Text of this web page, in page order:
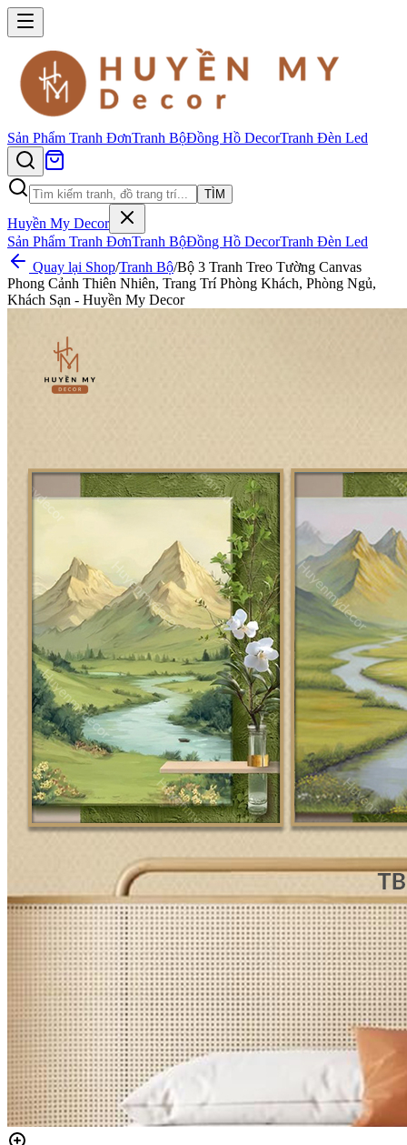
Sản Phẩm Tranh ĐơnTranh BộĐồng Hồ DecorTranh Đèn Led
TÌM
Huyền My Decor
Sản Phẩm Tranh ĐơnTranh BộĐồng Hồ DecorTranh Đèn Led
Quay lại Shop/Tranh Bộ/Bộ 3 Tranh Treo Tường Canvas
Phong Cảnh Thiên Nhiên, Trang Trí Phòng Khách, Phòng Ngủ,
Khách Sạn - Huyền My Decor